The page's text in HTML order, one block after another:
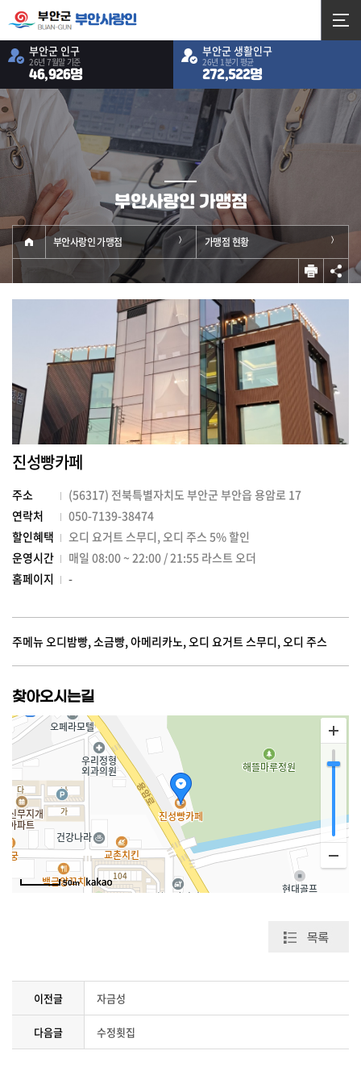
부안사랑인
부안군 인구
26년 7월말 기준
46,926명
부안군 생활인구
26년 1분기 평균
272,522명
부안사랑인 가맹점
부안사랑인 가맹점 가맹점 현황
진성빵카페
주소
(56317) 전북특별자치도 부안군 부안읍 용암로 17
연락처
050-7139-38474
할인혜택
오디 요거트 스무디, 오디 주스 5% 할인
운영시간
매일 08:00 ~ 22:00 / 21:55 라스트 오더
홈페이지
-
주메뉴 오디밤빵, 소금빵, 아메리카노, 오디 요거트 스무디, 오디 주스
찾아오시는길
50m
이전글 자금성
다음글 수정횟집